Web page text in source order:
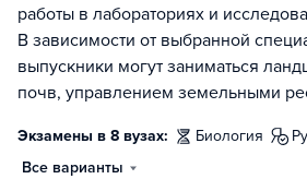
работы в лабораториях и
В зависимости от выбранной
выпускники могут заниматься
почв, управлением земельными
Экзамены в 8 вузах: биология
Все варианты